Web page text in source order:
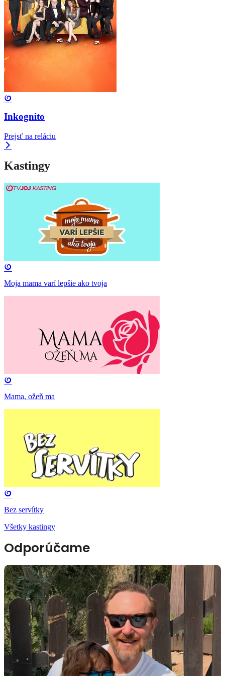
Inkognito
Prejsť na reláciu
Kastingy
Moja mama varí lepšie ako tvoja
Mama, ožeň ma
Bez servítky
Všetky kastingy
Odporúčame